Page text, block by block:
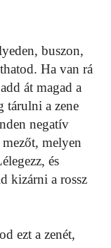
buszon,
Ha van rá
át magad a
tárulni a zene
negatív
melyen
és
kizárni a rossz
ezt a zenét,